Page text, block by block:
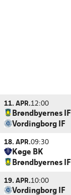
11. APR.12:00
Brøndbyernes IF
Vordingborg IF
18. APR.09:30
Køge BK
Brøndbyernes IF
19. APR.10:00
Vordingborg IF